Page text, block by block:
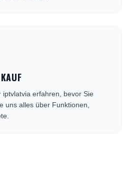
iptvlatvia erfahren, bevor Sie
uns alles über Funktionen,